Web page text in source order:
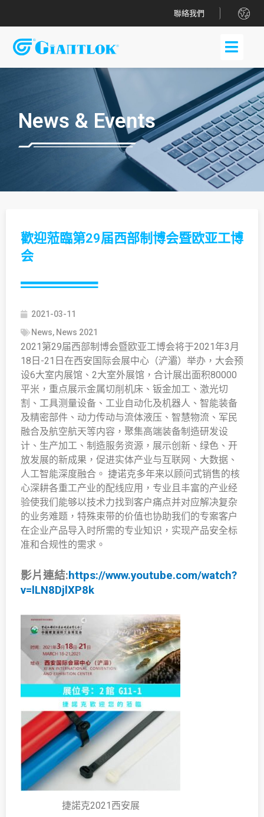
聯絡我們 .
News & Events
歡迎蒞臨第29届西部制博会暨欧亚工博
会
2021-03-11
News, News 2021
2021第29届西部制博会暨欧亚工博会将于2021年3月
18日-21日在西安国际会展中心（浐灞）举办，大会预
设6大室内展馆、2大室外展馆，合计展出面积80000
平米，重点展示金属切削机床、钣金加工、激光切
割、工具测量设备、工业自动化及机器人、智能装备
及精密部件、动力传动与流体液压、智慧物流、军民
融合及航空航天等内容，聚集高端装备制造研发设
计、生产加工、制造服务资源，展示创新、绿色、开
放发展的新成果，促进实体产业与互联网、大数据、
人工智能深度融合。 捷诺克多年来以顾问式销售的核
心深耕各重工产业的配线应用，专业且丰富的产业经
验使我们能够以技术力找到客户痛点并对应解决复杂
的业务难题，特殊束带的价值也协助我们的专案客户
在企业产品导入时所需的专业知识，实现产品安全标
准和合规性的需求。
影片連結:https://www.youtube.com/watch?
v=lLN8DjlXP8k
捷諾克2021西安展